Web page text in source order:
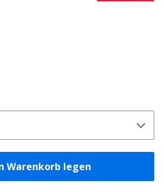
Warenkorb legen